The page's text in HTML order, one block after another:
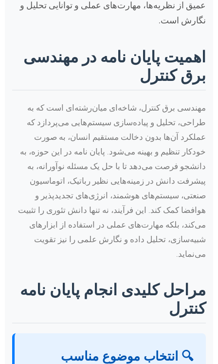
عمیق از نظریه‌ها، مهارت‌های عملی و توانایی تحلیل و
نگارش است.
اهمیت پایان نامه در مهندسی
برق کنترل
مهندسی برق کنترل، شاخه‌ای میان‌رشته‌ای است که به
طراحی، تحلیل و پیاده‌سازی سیستم‌هایی می‌پردازد که
عملکرد آن‌ها بدون دخالت مستقیم انسان، به صورت
خودکار تنظیم و بهینه می‌شود. پایان نامه در این حوزه، به
دانشجو فرصت می‌دهد تا با حل یک مسئله نوآورانه، به
پیشرفت دانش در زمینه‌هایی نظیر رباتیک، اتوماسیون
صنعتی، سیستم‌های هوشمند، انرژی‌های تجدیدپذیر و
هوافضا کمک کند. این فرآیند، نه تنها دانش تئوری را تثبیت
می‌کند، بلکه مهارت‌های عملی در استفاده از ابزارهای
شبیه‌سازی، تحلیل داده و نگارش علمی را نیز تقویت
می‌نماید.
مراحل کلیدی انجام پایان نامه
کنترل
🔍 انتخاب موضوع مناسب